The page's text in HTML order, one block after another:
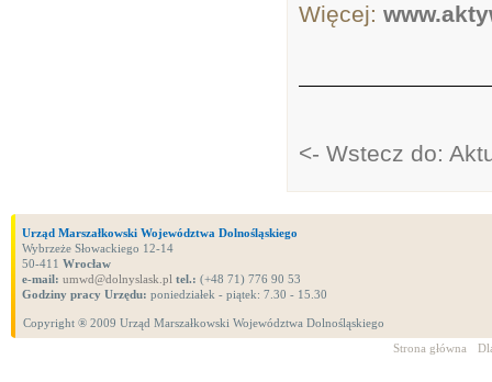
Więcej:
<- Wstecz do:
Urząd Marszałkowski Województwa Dolnośląskiego
Wybrzeże Słowackiego 12-14
50-411 Wrocław
e-mail: umwd@dolnyslask.pl tel.: (+48 71) 776 90 53
Godziny pracy Urzędu: poniedziałek - piątek: 7.30 - 15.30
Copyright ® 2009 Urząd Marszałkowski Województwa Dolnośląskiego
Strona główna